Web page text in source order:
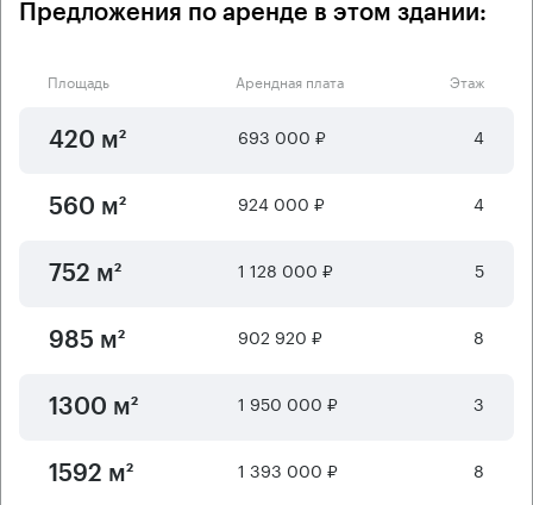
Предложения по аренде в этом здании:
Площадь Арендная плата Этаж
420 м² 693 000 ₽ 4
560 м² 924 000 ₽ 4
752 м² 1 128 000 ₽ 5
985 м² 902 920 ₽ 8
1300 м² 1 950 000 ₽ 3
1592 м² 1 393 000 ₽ 8